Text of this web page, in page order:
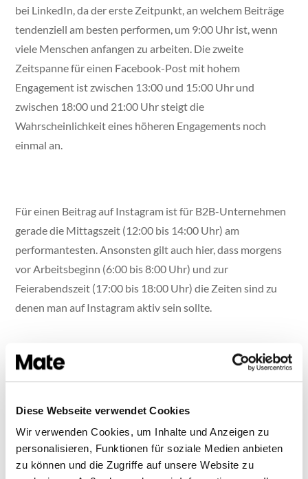
Diese Webseite verwendet Cookies
Wir verwenden Cookies, um Inhalte und Anzeigen zu
personalisieren, Funktionen für soziale Medien anbieten
zu können und die Zugriffe auf unsere Website zu
bei LinkedIn, da der erste Zeitpunkt, an welchem Beiträge
tendenziell am besten performen, um 9:00 Uhr ist, wenn
viele Menschen anfangen zu arbeiten. Die zweite
Zeitspanne für einen Facebook-Post mit hohem
Engagement ist zwischen 13:00 und 15:00 Uhr und
zwischen 18:00 und 21:00 Uhr steigt die
Wahrscheinlichkeit eines höheren Engagements noch
einmal an.
Für einen Beitrag auf Instagram ist für B2B-Unternehmen
gerade die Mittagszeit (12:00 bis 14:00 Uhr) am
performantesten. Ansonsten gilt auch hier, dass morgens
vor Arbeitsbeginn (6:00 bis 8:00 Uhr) und zur
Feierabendszeit (17:00 bis 18:00 Uhr) die Zeiten sind zu
denen man auf Instagram aktiv sein sollte.
Wenn du dich an diese Richtlinien hältst, steigt
eine erhöhte Resonanz auf deine Beiträge. Natürlich muss
nicht an jedem empfohlenen Tag und zu jeder empfohlenen
Uhrzeit gepostet werden. Passe das Post-Volumen an
deine Kapazitäten an. mate’s Social-Media-Plan ist